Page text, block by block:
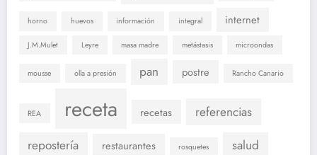
horno huevos información integral internet
J.M.Mulet Leyre masa madre metástasis microondas
mousse olla a presión pan postre Rancho Canario
REA receta recetas
referencias
repostería
restaurantes rosquetes salud